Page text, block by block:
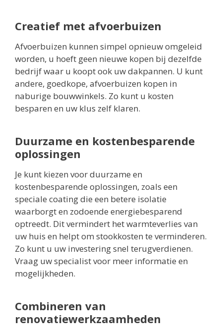
Creatief met afvoerbuizen
Afvoerbuizen kunnen simpel opnieuw omgeleid
worden, u hoeft geen nieuwe kopen bij dezelfde
bedrijf waar u koopt ook uw dakpannen. U kunt
andere, goedkope, afvoerbuizen kopen in
naburige bouwwinkels. Zo kunt u kosten
besparen en uw klus zelf klaren.
Duurzame en kostenbesparende
oplossingen
Je kunt kiezen voor duurzame en
kostenbesparende oplossingen, zoals een
speciale coating die een betere isolatie
waarborgt en zodoende energiebesparend
optreedt. Dit vermindert het warmteverlies van
uw huis en helpt om stookkosten te verminderen.
Zo kunt u uw investering snel terugverdienen.
Vraag uw specialist voor meer informatie en
mogelijkheden.
Combineren van
renovatiewerkzaamheden